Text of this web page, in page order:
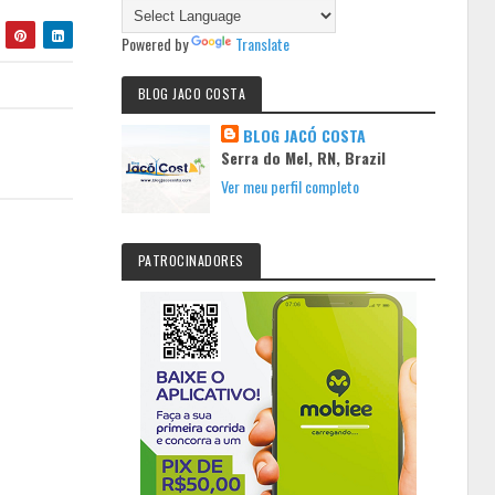
Powered by Translate
BLOG JACO COSTA
BLOG JACÓ COSTA
Serra do Mel, RN, Brazil
Ver meu perfil completo
PATROCINADORES